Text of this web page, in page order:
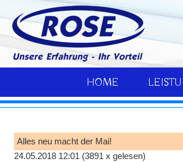
HOME
Alles neu macht der Mai!
24.05.2018 12:01 (3891 x gelesen)